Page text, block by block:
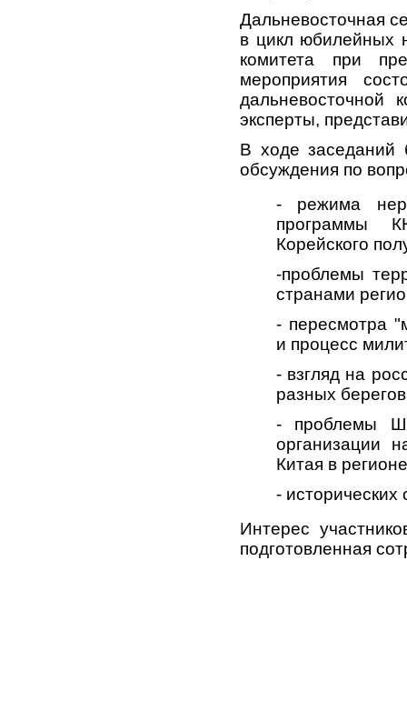
Дальневосточная
в цикл юбилейных
комитета при
мероприятия
дальневосточной
эксперты,
В ходе заседаний
обсуждения по
- режима
программы
Корейского
-проблемы
странами
- пересмотра
и процесс
- взгляд на
разных
- проблемы
организации
Китая в
-
Интерес
подготовленная